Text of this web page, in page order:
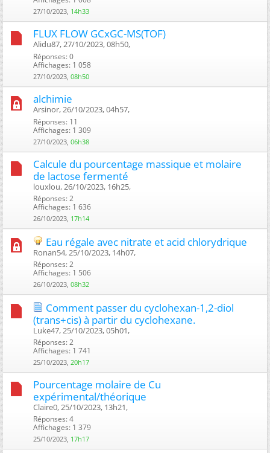
27/10/2023, 14h33
FLUX FLOW GCxGC-MS(TOF)
Alidu87, 27/10/2023, 08h50, ‎
Réponses: 0
Affichages: 1 058
27/10/2023, 08h50
alchimie
Arsinor, 26/10/2023, 04h57, ‎
Réponses: 11
Affichages: 1 309
27/10/2023, 06h38
Calcule du pourcentage massique et molaire
de lactose fermenté
louxlou, 26/10/2023, 16h25, ‎
Réponses: 2
Affichages: 1 636
26/10/2023, 17h14
Eau régale avec nitrate et acid chlorydrique
Ronan54, 25/10/2023, 14h07, ‎
Réponses: 2
Affichages: 1 506
26/10/2023, 08h32
Comment passer du cyclohexan-1,2-diol
(trans+cis) à partir du cyclohexane.
Luke47, 25/10/2023, 05h01, ‎
Réponses: 2
Affichages: 1 741
25/10/2023, 20h17
Pourcentage molaire de Cu
expérimental/théorique
Claire0, 25/10/2023, 13h21, ‎
Réponses: 4
Affichages: 1 379
25/10/2023, 17h17